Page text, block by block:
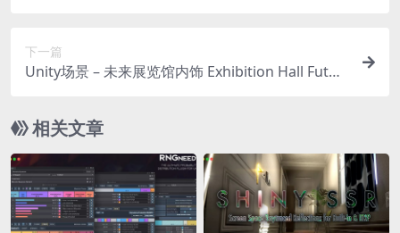
下一篇
Unity场景 – 未来展览馆内饰 Exhibition Hall Futuri
相关文章